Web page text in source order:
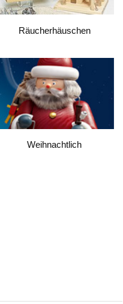
Räucherhäuschen
Weihnachtlich